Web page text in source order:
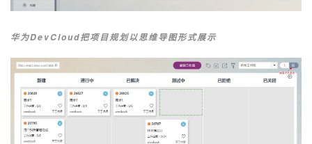
华为DevCloud把项目规划以思维导图形式展示